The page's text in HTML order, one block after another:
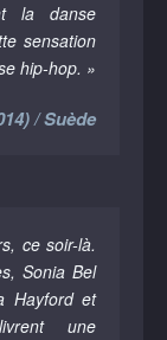
la danse
sensation
hip-hop. »
/ Suède
ce soir-là.
Sonia Bel
Hayford et
une